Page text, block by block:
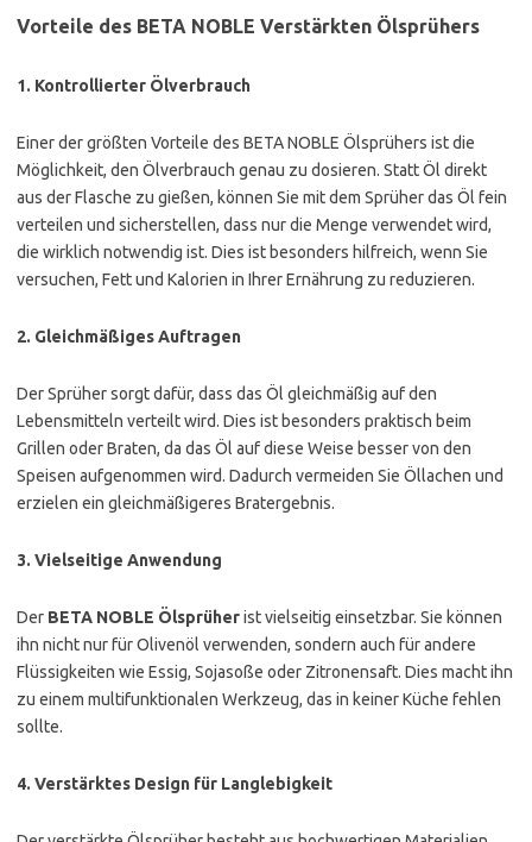
Vorteile des BETA NOBLE Verstärkten Ölsprühers
1. Kontrollierter Ölverbrauch
Einer der größten Vorteile des BETA NOBLE Ölsprühers ist die
Möglichkeit, den Ölverbrauch genau zu dosieren. Statt Öl direkt
aus der Flasche zu gießen, können Sie mit dem Sprüher das Öl fein
verteilen und sicherstellen, dass nur die Menge verwendet wird,
die wirklich notwendig ist. Dies ist besonders hilfreich, wenn Sie
versuchen, Fett und Kalorien in Ihrer Ernährung zu reduzieren.
2. Gleichmäßiges Auftragen
Der Sprüher sorgt dafür, dass das Öl gleichmäßig auf den
Lebensmitteln verteilt wird. Dies ist besonders praktisch beim
Grillen oder Braten, da das Öl auf diese Weise besser von den
Speisen aufgenommen wird. Dadurch vermeiden Sie Öllachen und
erzielen ein gleichmäßigeres Bratergebnis.
3. Vielseitige Anwendung
Der BETA NOBLE Ölsprüherist vielseitig einsetzbar. Sie können
ihn nicht nur für Olivenöl verwenden, sondern auch für andere
Flüssigkeiten wie Essig, Sojasoße oder Zitronensaft. Dies macht ihn
zu einem multifunktionalen Werkzeug, das in keiner Küche fehlen
sollte.
4. Verstärktes Design für Langlebigkeit